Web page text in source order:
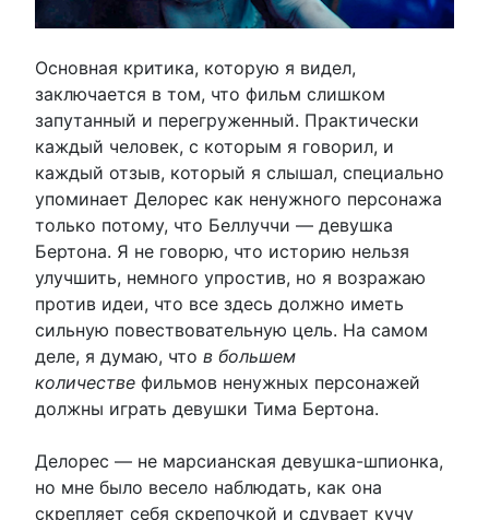
Основная критика, которую я видел,
заключается в том, что фильм слишком
запутанный и перегруженный. Практически
каждый человек, с которым я говорил, и
каждый отзыв, который я слышал, специально
упоминает Делорес как ненужного персонажа
только потому, что Беллуччи — девушка
Бертона. Я не говорю, что историю нельзя
улучшить, немного упростив, но я возражаю
против идеи, что все здесь должно иметь
сильную повествовательную цель. На самом
деле, я думаю, что в большем
количестве фильмов ненужных персонажей
должны играть девушки Тима Бертона.
Делорес — не марсианская девушка-шпионка,
но мне было весело наблюдать, как она
скрепляет себя скрепочкой и сдувает кучу